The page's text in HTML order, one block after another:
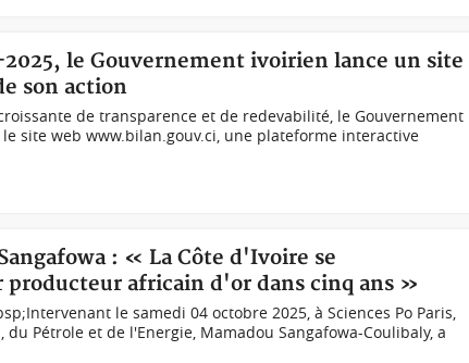
le Gouvernement ivoirien lance un site
son action
de transparence et de redevabilité, le Gouvernement
site web www.bilan.gouv.ci, une plateforme interactive
: « La Côte d'Ivoire se
africain d'or dans cinq ans »
le samedi 04 octobre 2025, à Sciences Po Paris,
Pétrole et de l'Energie, Mamadou Sangafowa-Coulibaly, a